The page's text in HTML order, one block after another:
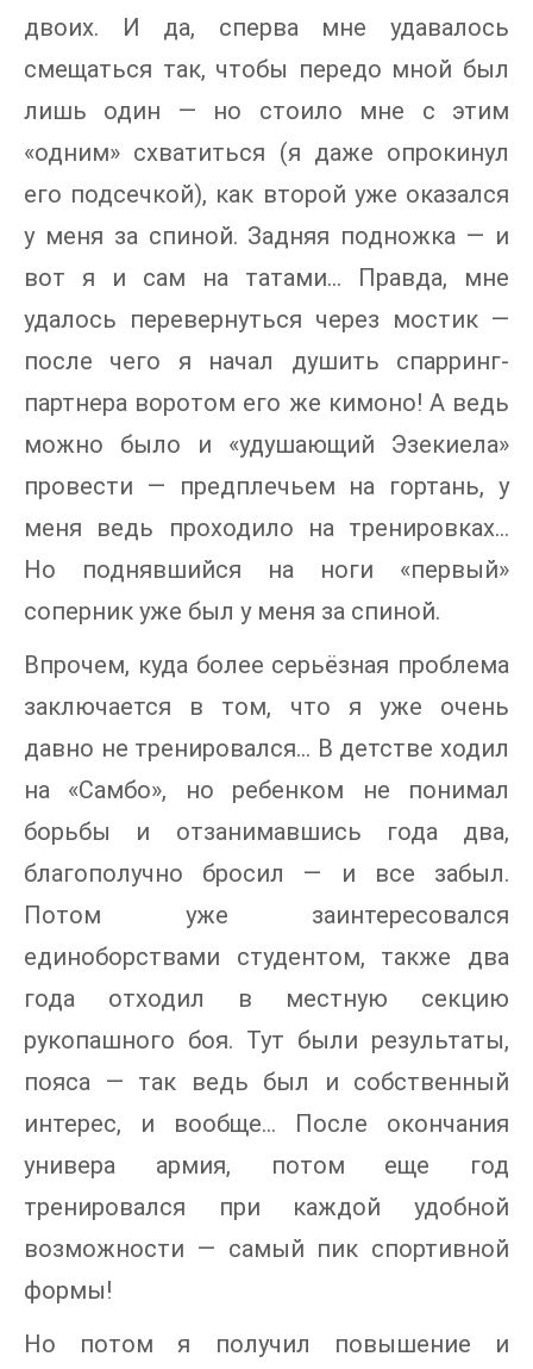
двоих. И да, сперва мне удавалось
смещаться так, чтобы передо мной был
лишь один — но стоило мне с этим
«одним» схватиться (я даже опрокинул
его подсечкой), как второй уже оказался
у меня за спиной. Задняя подножка — и
вот я и сам на татами… Правда, мне
удалось перевернуться через мостик —
после чего я начал душить спарринг-
партнера воротом его же кимоно! А ведь
можно было и «удушающий Эзекиела»
провести — предплечьем на гортань, у
меня ведь проходило на тренировках…
Но поднявшийся на ноги «первый»
соперник уже был у меня за спиной.
Впрочем, куда более серьёзная проблема
заключается в том, что я уже очень
давно не тренировался… В детстве ходил
на «Самбо», но ребенком не понимал
борьбы и отзанимавшись года два,
благополучно бросил — и все забыл.
Потом уже заинтересовался
единоборствами студентом, также два
года отходил в местную секцию
рукопашного боя. Тут были результаты,
пояса — так ведь был и собственный
интерес, и вообще… После окончания
универа армия, потом еще год
тренировался при каждой удобной
возможности — самый пик спортивной
формы!
Но потом я получил повышение и